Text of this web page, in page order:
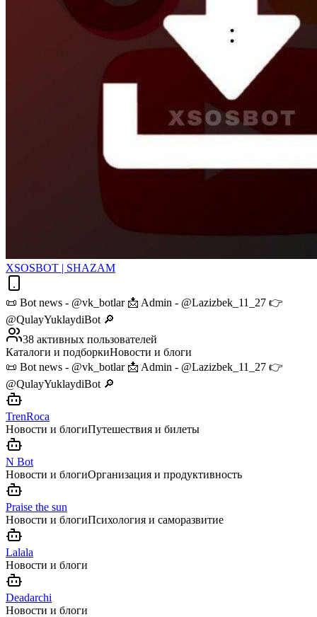
XSOSBOT | SHAZAM
📜 Bot news - @vk_botlar 📩 Admin - @Lazizbek_11_27 👉
@QulayYuklaydiBot 🔎
38 активных пользователей
Каталоги и подборкиНовости и блоги
📜 Bot news - @vk_botlar 📩 Admin - @Lazizbek_11_27 👉
@QulayYuklaydiBot 🔎
TrenRoca
Новости и блогиПутешествия и билеты
N Bot
Новости и блогиОрганизация и продуктивность
Praise the sun
Новости и блогиПсихология и саморазвитие
Lalala
Новости и блоги
Deadarchi
Новости и блоги